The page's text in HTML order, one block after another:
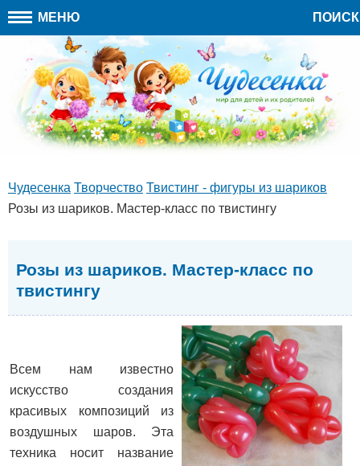
МЕНЮ ПОИСК
Чудесенка Творчество Твистинг - фигуры из шариков
Розы из шариков. Мастер-класс по твистингу
Розы из шариков. Мастер-класс по
твистингу
Всем нам известно
искусство создания
красивых композиций из
воздушных шаров. Эта
техника носит название